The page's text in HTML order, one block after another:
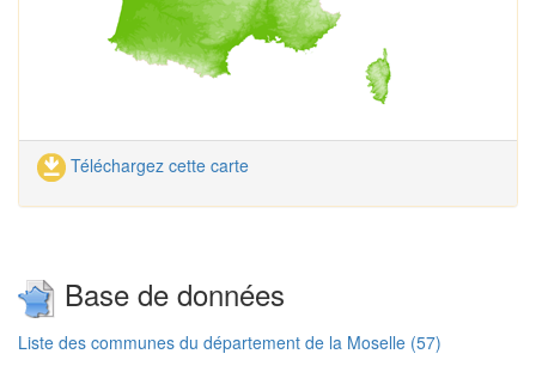
Téléchargez cette carte
Base de données
Liste des communes du département de la Moselle (57)